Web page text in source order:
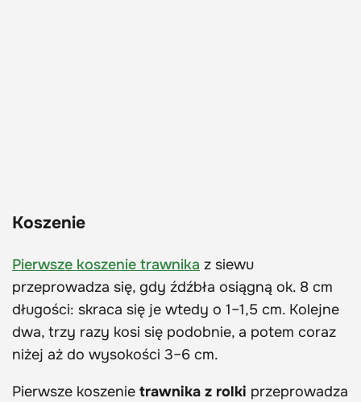
Koszenie
Pierwsze koszenie trawnika z siewu
przeprowadza się, gdy źdźbła osiągną ok. 8 cm
długości: skraca się je wtedy o 1–1,5 cm. Kolejne
dwa, trzy razy kosi się podobnie, a potem coraz
niżej aż do wysokości 3–6 cm.
Pierwsze koszenie trawnika z rolki przeprowadza